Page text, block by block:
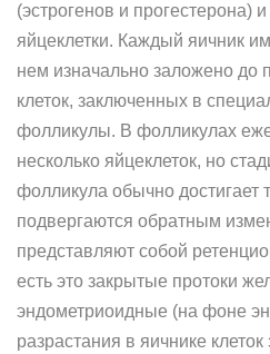
(эстрогенов и прогестерона)
яйцеклетки. Каждый яичник
нем изначально заложено до
клеток, заключенных в
фолликулы. В фолликулах
несколько яйцеклеток, но
фолликула обычно достигает
подвергаются обратным
представляют собой
есть это закрытые протоки
эндометриоидные (на фоне
разрастания в яичнике